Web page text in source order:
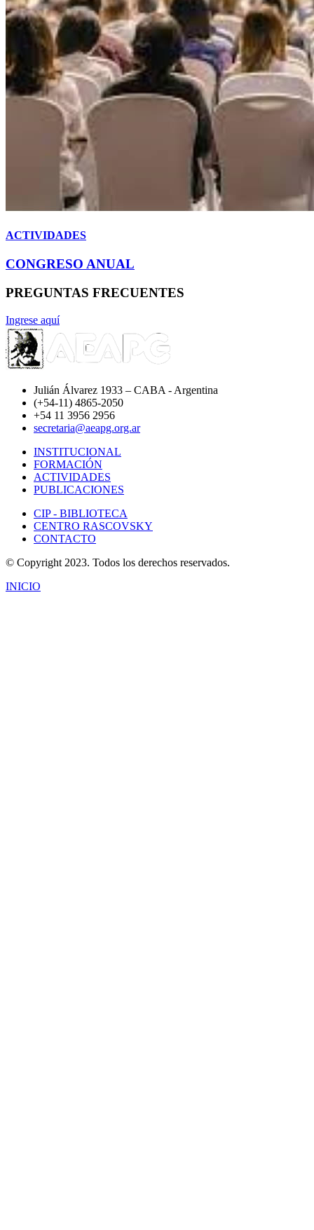
ACTIVIDADES
CONGRESO ANUAL
PREGUNTAS FRECUENTES
Ingrese aquí
Julián Álvarez 1933 – CABA - Argentina
(+54-11) 4865-2050
+54 11 3956 2956
secretaria@aeapg.org.ar
INSTITUCIONAL
FORMACIÓN
ACTIVIDADES
PUBLICACIONES
CIP - BIBLIOTECA
CENTRO RASCOVSKY
CONTACTO
© Copyright 2023. Todos los derechos reservados.
INICIO